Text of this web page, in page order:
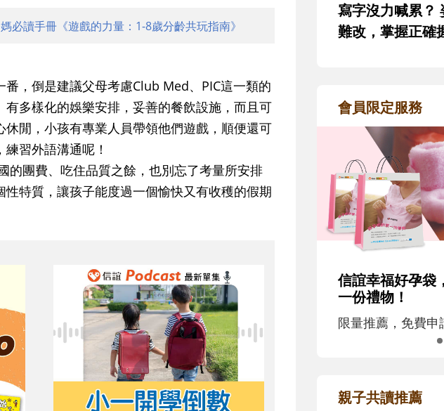
必讀手冊《遊戲的力量：1-8歲分齡共玩指南》
，倒是建議父母考慮Club Med、PIC這一類的
多樣化的娛樂安排，妥善的餐飲設施，而且可
閒，小孩有專業人員帶領他們遊戲，順便還可
習外語溝通呢！
團費、吃住品質之餘，也別忘了考量所安排
特質，讓孩子能度過一個愉快又有收穫的假期
寫字沒力喊累？
難改，掌握正確
會員限定服務
信誼幸福好孕袋
一份禮物！
限量推薦，免費申
親子共讀推薦